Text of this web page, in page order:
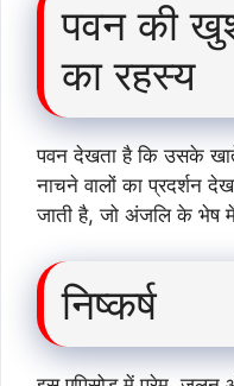
पवन की
का रहस्य
पवन देखता है कि उसके
नाचने वालों का प्रदर्शन
जाती है, जो अंजलि के भेष में
निष्कर्ष